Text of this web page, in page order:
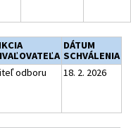
DÁTUM
SCHVÁLENIA
odboru 18. 2. 2026